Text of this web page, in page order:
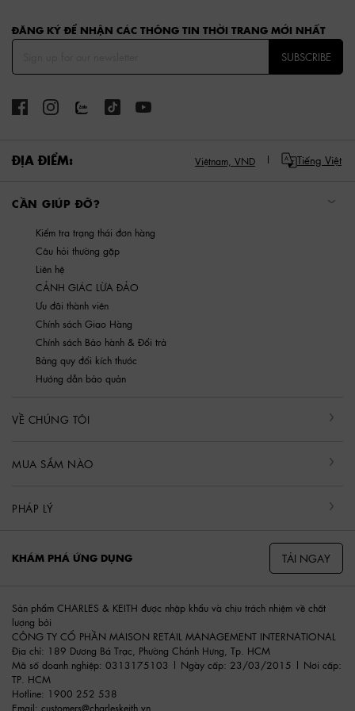
ĐĂNG KÝ ĐỂ NHẬN CÁC THÔNG TIN THỜI TRANG MỚI NHẤT
SUBSCRIBE
ĐỊA ĐIỂM: Việtnam, VND Tiếng Việt
CẦN GIÚP ĐỠ?
Kiểm tra trạng thái đơn hàng
Câu hỏi thường gặp
Liên hệ
CẢNH GIÁC LỪA ĐẢO
Ưu đãi thành viên
Chính sách Giao Hàng
Chính sách Bảo hành & Đổi trả
Bảng quy đổi kích thước
Hướng dẫn bảo quản
VỀ CHÚNG TÔI
MUA SẮM NÀO
PHÁP LÝ
KHÁM PHÁ ỨNG DỤNG TẢI NGAY
Sản phẩm CHARLES & KEITH được nhập khẩu và chịu trách nhiệm về chất
lượng bởi
CÔNG TY CỔ PHẦN MAISON RETAIL MANAGEMENT INTERNATIONAL
Địa chỉ: 189 Dương Bá Trạc, Phường Chánh Hưng, Tp. HCM
Mã số doanh nghiệp: 0313175103 | Ngày cấp: 23/03/2015 | Nơi cấp:
TP. HCM
Hotline: 1900 252 538
Email: customers@charleskeith.vn